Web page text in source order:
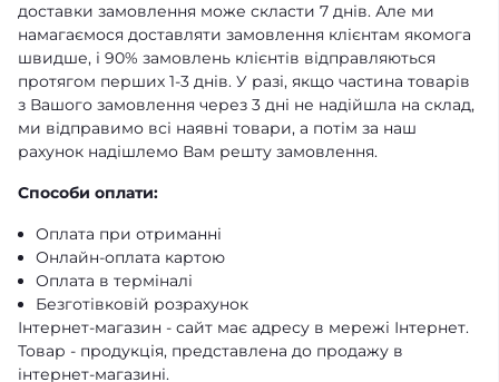
доставки замовлення може скласти 7 днів. Але ми
намагаємося доставляти замовлення клієнтам якомога
швидше, і 90% замовлень клієнтів відправляються
протягом перших 1-3 днів. У разі, якщо частина товарів
з Вашого замовлення через 3 дні не надійшла на склад,
ми відправимо всі наявні товари, а потім за наш
рахунок надішлемо Вам решту замовлення.
Способи оплати:
Оплата при отриманні
Онлайн-оплата картою
Оплата в терміналі
Безготівковій розрахунок
Інтернет-магазин - сайт має адресу в мережі Інтернет.
Товар - продукція, представлена ​​до продажу в
інтернет-магазині.